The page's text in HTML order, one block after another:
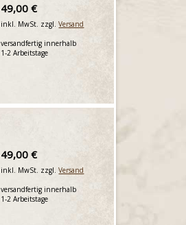
49,00 €
inkl. MwSt. zzgl.Versand
versandfertig innerhalb
1-2 Arbeitstage
49,00 €
inkl. MwSt. zzgl.Versand
versandfertig innerhalb
1-2 Arbeitstage